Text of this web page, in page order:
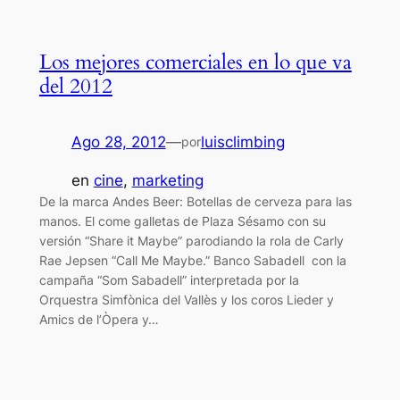
Los mejores comerciales en lo que va
del 2012
Ago 28, 2012—porluisclimbing
en cine, marketing
De la marca Andes Beer: Botellas de cerveza para las
manos. El come galletas de Plaza Sésamo con su
versión “Share it Maybe” parodiando la rola de Carly
Rae Jepsen “Call Me Maybe.” Banco Sabadell con la
campaña “Som Sabadell” interpretada por la
Orquestra Simfònica del Vallès y los coros Lieder y
Amics de l’Òpera y…